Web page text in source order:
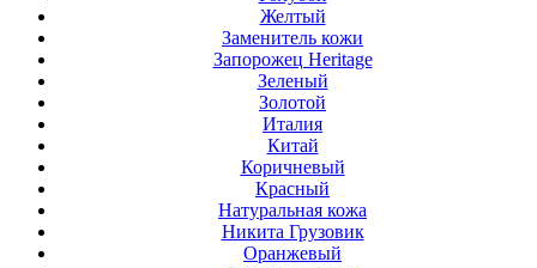
Желтый
Заменитель кожи
Запорожец Heritage
Зеленый
Золотой
Италия
Китай
Коричневый
Красный
Натуральная кожа
Никита Грузовик
Оранжевый